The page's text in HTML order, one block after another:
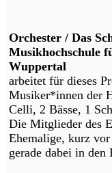
Orchester / Das
Musikhochschule
Wuppertal
arbeitet für dieses
Musiker*innen der
Celli, 2 Bässe, 1
Die Mitglieder des
Ehemalige, kurz
gerade dabei in den